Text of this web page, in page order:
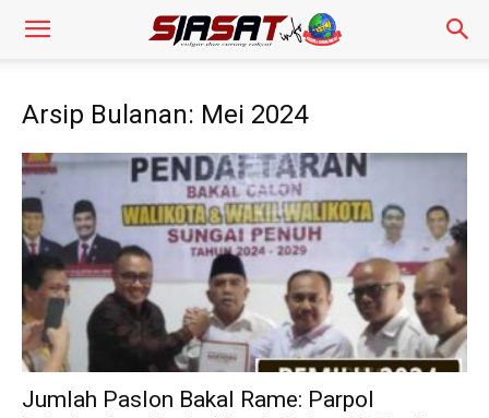
Arsip Bulanan: Mei 2024
Jumlah Paslon Bakal Rame: Parpol